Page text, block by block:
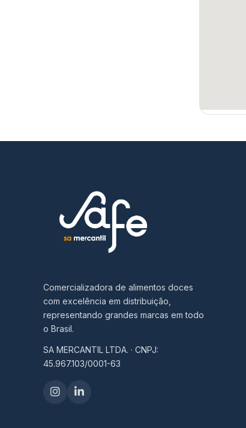
Comercializadora de alimentos doces
com excelência em distribuição,
representando grandes marcas em todo
o Brasil.
SA MERCANTIL LTDA. · CNPJ:
45.967.103/0001-63